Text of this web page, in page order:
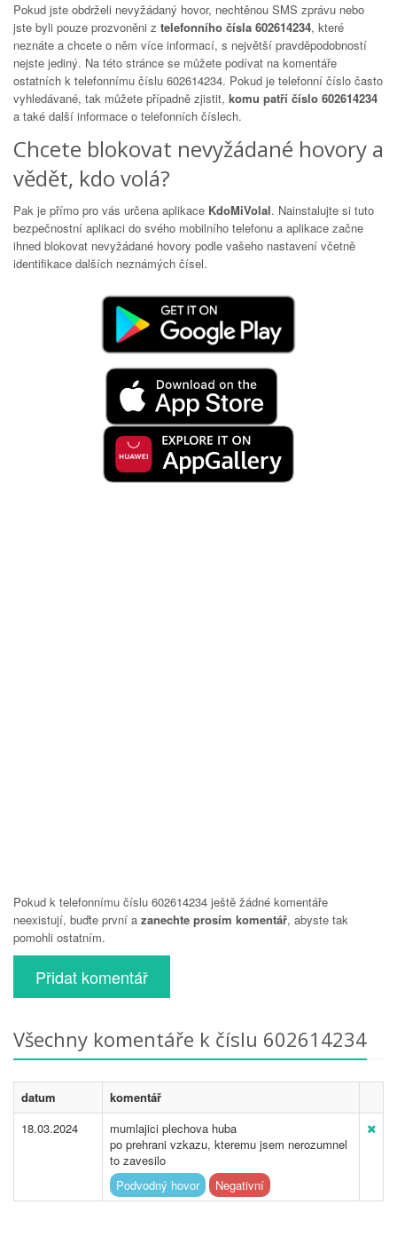
Pokud jste obdrželi nevyžádaný hovor, nechtěnou SMS zprávu nebo
jste byli pouze prozvoněni z telefonního čísla 602614234, které
neznáte a chcete o něm více informací, s největší pravděpodobností
nejste jediný. Na této stránce se můžete podívat na komentáře
ostatních k telefonnímu číslu 602614234. Pokud je telefonní číslo často
vyhledávané, tak můžete případně zjistit, komu patří číslo 602614234
a také další informace o telefonních číslech.
Chcete blokovat nevyžádané hovory a
vědět, kdo volá?
Pak je přímo pro vás určena aplikace KdoMiVolal. Nainstalujte si tuto
bezpečnostní aplikaci do svého mobilního telefonu a aplikace začne
ihned blokovat nevyžádané hovory podle vašeho nastavení včetně
identifikace dalších neznámých čísel.
Pokud k telefonnímu číslu 602614234 ještě žádné komentáře
neexistují, buďte první a zanechte prosím komentář, abyste tak
pomohli ostatním.
Přidat komentář
Všechny komentáře k číslu 602614234
datum
komentář
18.03.2024
mumlajici plechova huba
po prehrani vzkazu, kteremu jsem nerozumnel
to zavesilo
Podvodný hovor
Negativní